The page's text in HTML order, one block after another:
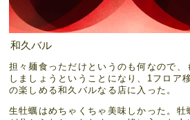
和久バル
担々麺食っただけというのも何なので、
しましょうということになり、1フロア
の楽しめる和久バルなる店に入った。
生牡蠣はめちゃくちゃ美味しかった。牡